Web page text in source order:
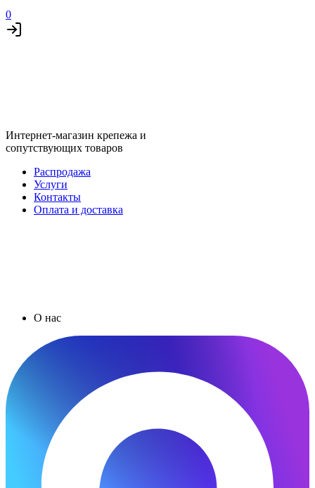
0
Интернет-магазин крепежа и
сопутствующих товаров
Распродажа
Услуги
Контакты
Оплата и доставка
О нас